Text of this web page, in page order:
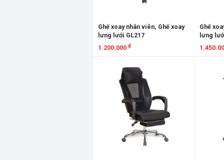
Ghế xoay nhân viên, Ghế xoay
lưng lưới GL217
1.200.000 ₫
Ghế
lưng